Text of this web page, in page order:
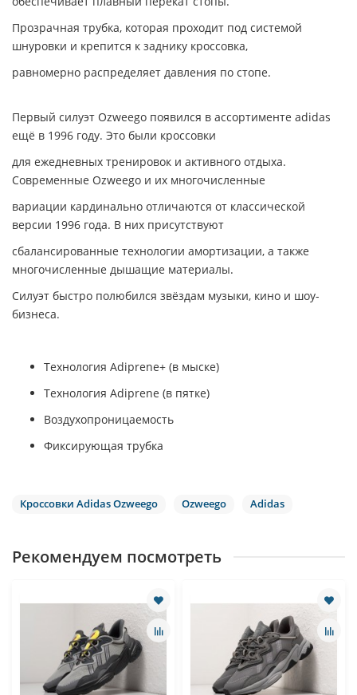
Прозрачная трубка, которая проходит под системой
шнуровки и крепится к заднику кроссовка,
равномерно распределяет давления по стопе.
Первый силуэт Ozweego появился в ассортименте adidas
ещё в 1996 году. Это были кроссовки
для ежедневных тренировок и активного отдыха.
Современные Ozweego и их многочисленные
вариации кардинально отличаются от классической
версии 1996 года. В них присутствуют
сбалансированные технологии амортизации, а также
многочисленные дышащие материалы.
Силуэт быстро полюбился звёздам музыки, кино и шоу-
бизнеса.
Технология Adiprene+ (в мыске)
Технология Adiprene (в пятке)
Воздухопроницаемость
Фиксирующая трубка
Кроссовки Adidas Ozweego Ozweego Adidas
Рекомендуем посмотреть